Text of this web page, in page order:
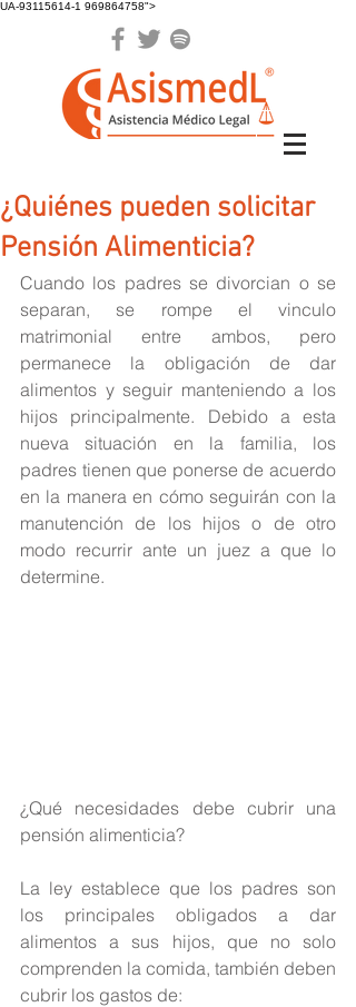
UA-93115614-1 969864758">
¿Quiénes pueden solicitar
Pensión Alimenticia?
Cuando los padres se divorcian o se
separan, se rompe el vinculo
matrimonial entre ambos, pero
permanece la obligación de dar
alimentos y seguir manteniendo a los
hijos principalmente. Debido a esta
nueva situación en la familia, los
padres tienen que ponerse de acuerdo
en la manera en cómo seguirán con la
manutención de los hijos o de otro
modo recurrir ante un juez a que lo
determine.
¿Qué necesidades debe cubrir una
pensión alimenticia?
La ley establece que los padres son
los principales obligados a dar
alimentos a sus hijos, que no solo
comprenden la comida, también deben
cubrir los gastos de: